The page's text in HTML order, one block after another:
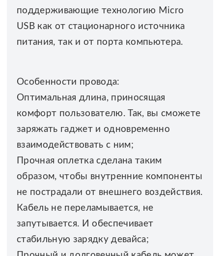
поддерживающие технологию Micro
USB как от стационарного источника
питания, так и от порта компьютера.
Особенности провода:
Оптимальная длина, приносящая
комфорт пользователю. Так, вы сможете
заряжать гаджет и одновременно
взаимодействовать с ним;
Прочная оплетка сделана таким
образом, чтобы внутренние компоненты
не пострадали от внешнего воздействия.
Кабель не переламывается, не
запутывается. И обеспечивает
стабильную зарядку девайса;